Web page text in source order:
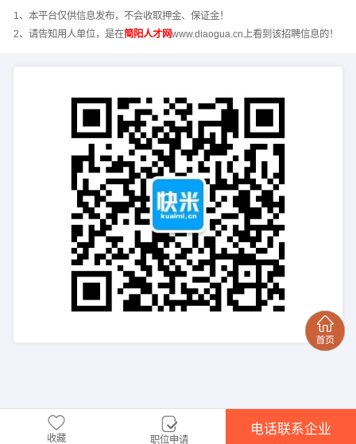
1、本平台仅供信息发布，不会收取押金、保证金！
2、请告知用人单位，是在简阳人才网www.diaogua.cn上看到该招聘信息的！
收藏 职位申请
电话联系企业